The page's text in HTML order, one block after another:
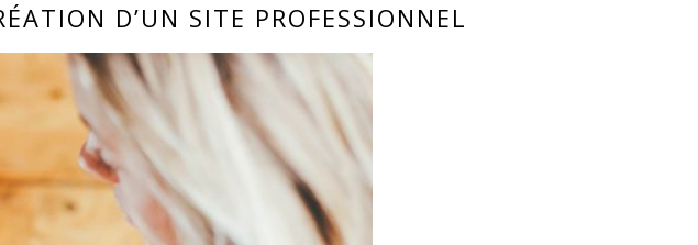
D’UN SITE PROFESSIONNEL